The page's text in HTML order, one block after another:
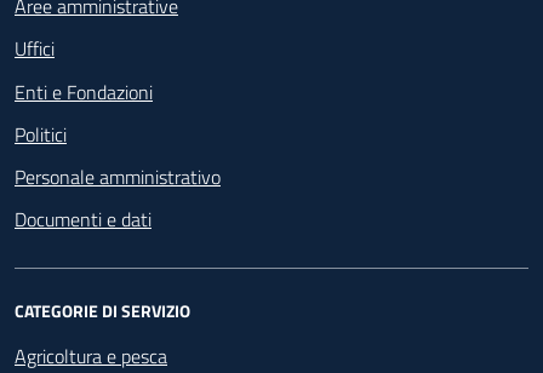
Aree amministrative
Uffici
Enti e Fondazioni
Politici
Personale amministrativo
Documenti e dati
CATEGORIE DI SERVIZIO
Agricoltura e pesca